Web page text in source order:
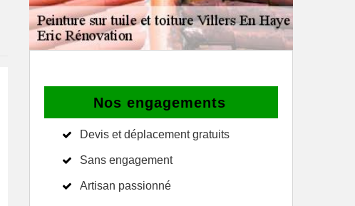
Nos engagements
Devis et déplacement gratuits
Sans engagement
Artisan passionné